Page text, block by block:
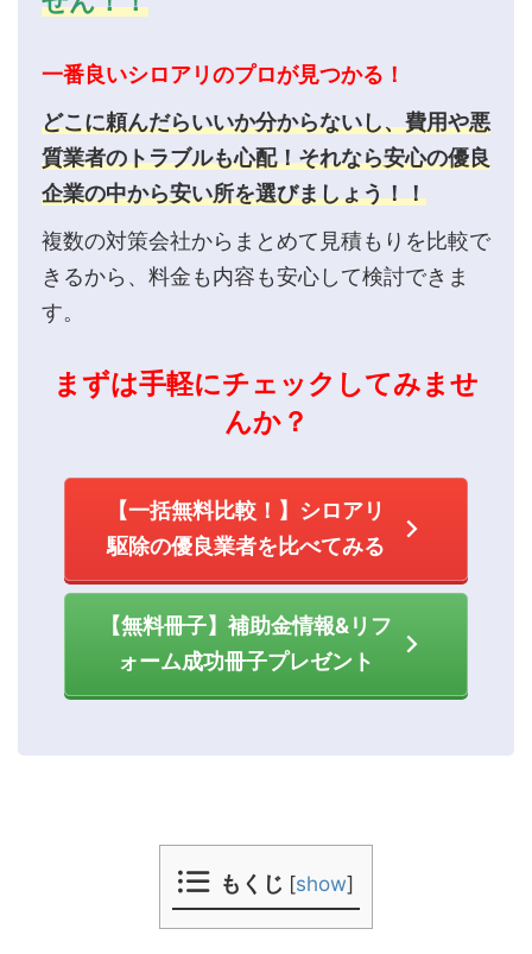
一番良いシロアリのプロが見つかる！
どこに頼んだらいいか分からないし、費用や悪
質業者のトラブルも心配！それなら安心の優良
企業の中から安い所を選びましょう！！
複数の対策会社からまとめて見積もりを比較で
きるから、料金も内容も安心して検討できま
す。
まずは手軽にチェックしてみませ
んか？
【一括無料比較！】シロアリ
駆除の優良業者を比べてみる
【無料冊子】補助金情報&リフ
ォーム成功冊子プレゼント
もくじ [show]